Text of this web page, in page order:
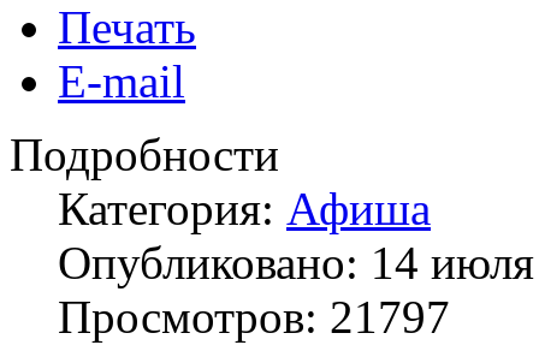
Печать
E-mail
Подробности
Категория: Афиша
Опубликовано: 14
Просмотров: 21797